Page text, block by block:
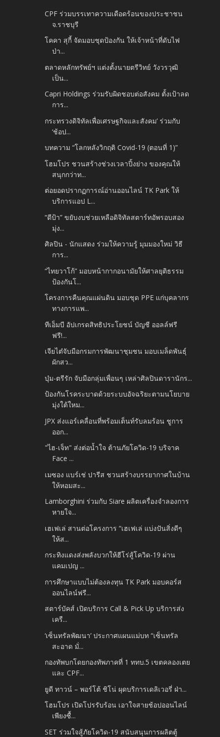
CPF ร่วมบรรเทาความเดือดร้อนของประชาชน
จ.ราชบุรี
โคคา สุกี้ จัดมอบชุดป้องกัน ให้เจ้าหน้าที่ดับไฟ
ป่า...
ตลาดหลักทรัพย์ฯ แต่งตั้งนายตรีวิทย์ วังวรวุฒิ
เป็น...
Capri Holdings ร่วมรับผิดชอบต่อสังคม ตั้งเป้าลด
การ...
กระทรวงดิจิทัลเพื่อเศรษฐกิจและสังคม’ ร่วมกับ
‘ช้อป...
บทความ “โลกหลังวิกฤติ Covid-19 (ตอนที่ 1)”
โฮมโปร ชวนสร้างช่วงเวลาปิ้งย่าง ของคุณให้
สนุกกว่าท...
ต่อยอดปรากฏการณ์อ่านออนไลน์ TK Park ให้
บริการแอป L...
“ดีป้า” ขยับงบช่วยเหลือดิจิทัลสตาร์ทอัพรอบสอง
มุ่ง...
ศิลปิน - นักแสดง ร่วมให้ความรู้ มุมมองใหม่ วิธี
การ...
“ไทยวาโก้” มอบหน้ากากอนามัยให้ศาลยุติธรรม
ป้องกันโ...
โครงการคืนคุณแผ่นดิน มอบชุด PPE แก่บุคลากร
ทางการแพ...
ทีเอ็มบี อัปเกรดสิทธิประโยชน์ บัญชี ออลล์ฟรี
ฟรี!...
เจียไต๋จับมือกรมการพัฒนาชุมชน มอบเมล็ดพันธุ์
ผักสว...
บุ๋ม-ตรีรัก จับมือกลุ่มเพื่อนๆ เหล่าศิลปินดารานักร...
ป้องกันโรคระบาดด้วยระบบอัจฉริยะตามนโยบาย
มุ่งใต้ใหม...
JPX ส่งแอร์เคลื่อนที่พร้อมเต็นท์รับลมร้อน ชูการ
ออก...
"ไฮ-เจ็ท" ส่งต่อน้ำใจ ต้านภัยโควิด-19 บริจาค
Face ...
เมซอง แบร์เช่ ปารีส ชวนสร้างบรรยากาศในบ้าน
ให้หอมสะ...
Lamborghini ร่วมกับ Siare ผลิตเครื่องจำลองการ
หายใจ...
เฮเฟเล่ สานต่อโครงการ “เฮเฟเล่ แบ่งปันสิ่งดีๆ
ให้ส...
กระทิงแดงส่งพลังบวกให้ฮีโร่สู้โควิด-19 ผ่าน
แคมเปญ ...
การศึกษาแบบไม่ต้องลงทุน TK Park มอบคอร์ส
ออนไลน์ฟรี...
สตาร์บัคส์ เปิดบริการ Call & Pick Up บริการส่ง
เครื...
‘เซ็นทรัลพัฒนา’ ประกาศแผนแม่บท “เซ็นทรัล
สะอาด มั่...
กองทัพบกโดยกองทัพภาคที่ 1 ททบ.5 เขตคลองเตย
และ CPF...
ยูดี ทาวน์ – พอร์โต้ ชิโน่ ผุดบริการเดลิเวอรี่ ฝ่า...
โฮมโปร เปิดโปรรับร้อน เอาใจสายช้อปออนไลน์
เพียงซื้...
SET ร่วมใจสู้ภัยโควิด-19 สนับสนุนการผลิตตู้